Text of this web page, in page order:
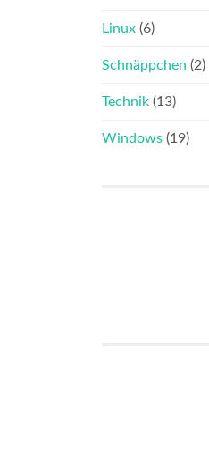
Linux (6)
Schnäppchen (2)
Technik (13)
Windows (19)